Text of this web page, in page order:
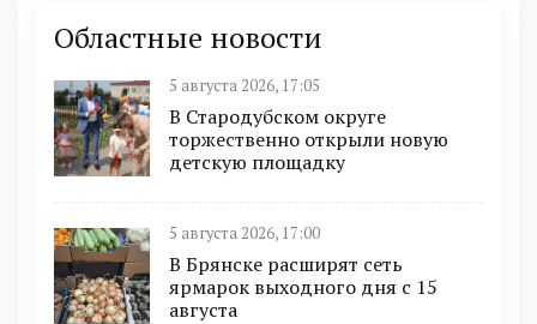
Областные новости
5 августа 2026, 17:05
В Стародубском округе
торжественно открыли новую
детскую площадку
5 августа 2026, 17:00
В Брянске расширят сеть
ярмарок выходного дня с 15
августа